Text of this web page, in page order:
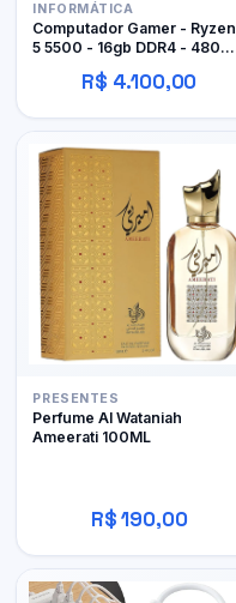
INFORMÁTICA
Computador Gamer - Ryzen
5 5500 - 16gb DDR4 - 480GB
SSD - RX 480 4gb
R$ 4.100,00
PRESENTES
Perfume Al Wataniah
Ameerati 100ML
R$ 190,00